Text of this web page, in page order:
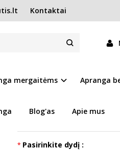
Kontaktai
mergaitėms Apranga
Blog'as Apie mus
2968
Prekės kodas:
15207-DA06-
Pasirinkite dydį :